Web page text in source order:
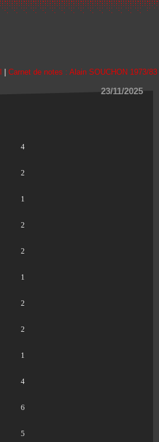
Carnet de notes : Alain SOUCHON 1973/83
23/11/2025
4
2
1
2
2
1
2
2
1
4
6
5